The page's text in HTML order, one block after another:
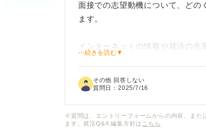
面接での志望動機について、どの
ます。
インターネットの情報や就活の先
はないかと不安です。
⋯続きを読む▼
その他 回答しない
質問日：2025/7/16
※質問は、エントリーフォームからの内容、また
ます。就活Q&A 編集方針は こちら